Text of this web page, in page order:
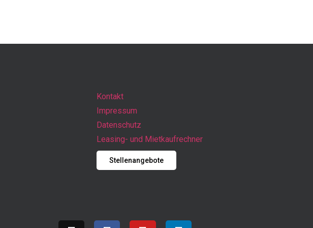
Kontakt
Impressum
Datenschutz
Leasing- und Mietkaufrechner
Stellenangebote